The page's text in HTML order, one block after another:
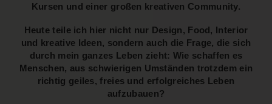
Kursen und einer großen kreativen Community.
Heute teile ich hier nicht nur Design, Food, Interior
und kreative Ideen, sondern auch die Frage, die sich
durch mein ganzes Leben zieht: Wie schaffen es
Menschen, aus schwierigen Umständen trotzdem ein
richtig geiles, freies und erfolgreiches Leben
aufzubauen?